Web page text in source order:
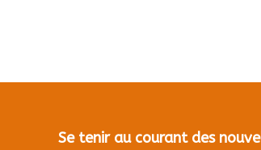
Se tenir au courant des